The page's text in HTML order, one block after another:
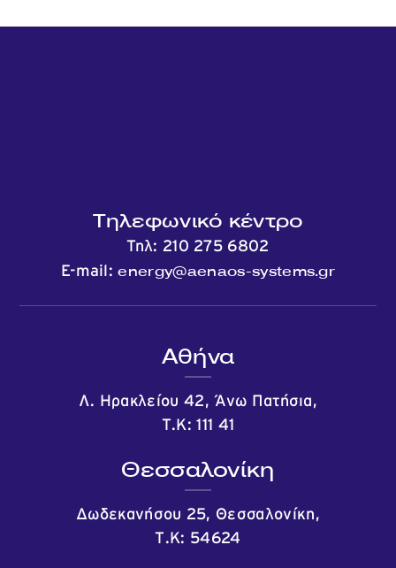
Τηλεφωνικό κέντρο
Τηλ: 210 275 6802
E-mail:energy@aenaos-systems.gr
Αθήνα
Λ. Ηρακλείου 42, Άνω Πατήσια,
Τ.Κ: 111 41
Θεσσαλονίκη
Δωδεκανήσου 25, Θεσσαλονίκη,
Τ.Κ: 54624